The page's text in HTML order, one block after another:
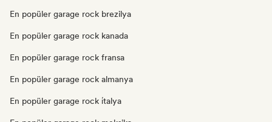
En popüler garage rock brezilya
En popüler garage rock kanada
En popüler garage rock fransa
En popüler garage rock almanya
En popüler garage rock i̇talya